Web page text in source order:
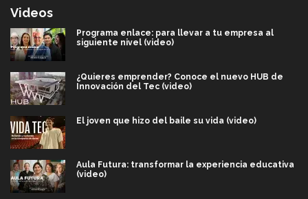
Videos
Programa enlace: para llevar a tu empresa al
siguiente nivel (video)
¿Quieres emprender? Conoce el nuevo HUB de
Innovación del Tec (video)
El joven que hizo del baile su vida (video)
Aula Futura: transformar la experiencia educativa
(video)